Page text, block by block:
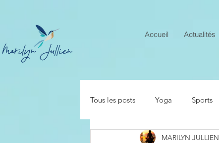
Accueil Actualités
Tous les posts Yoga Sports
MARILYN JULLIEN